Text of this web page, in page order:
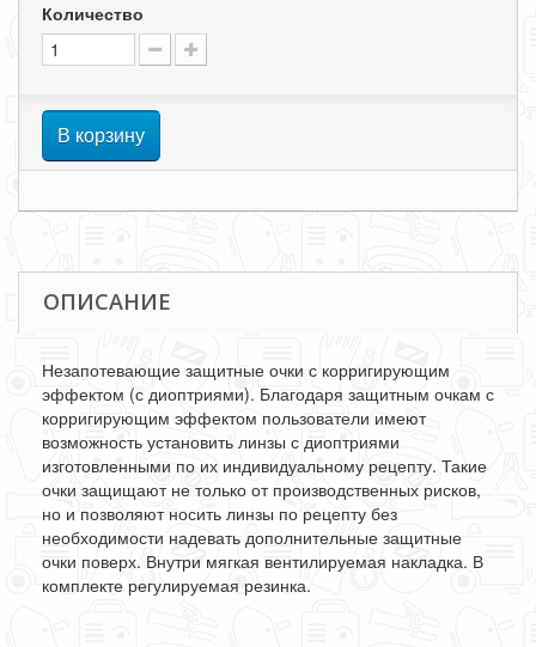
Количество
В корзину
ОПИСАНИЕ
Незапотевающие защитные очки с корригирующим
эффектом (с диоптриями). Благодаря защитным очкам с
корригирующим эффектом пользователи имеют
возможность установить линзы с диоптриями
изготовленными по их индивидуальному рецепту. Такие
очки защищают не только от производственных рисков,
но и позволяют носить линзы по рецепту без
необходимости надевать дополнительные защитные
очки поверх. Внутри мягкая вентилируемая накладка. В
комплекте регулируемая резинка.